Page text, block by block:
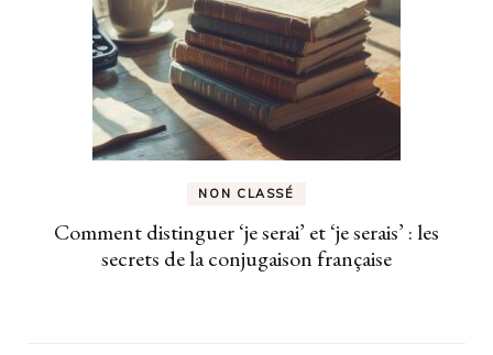
NON CLASSÉ
Comment distinguer ‘je serai’ et ‘je serais’ : les
secrets de la conjugaison française